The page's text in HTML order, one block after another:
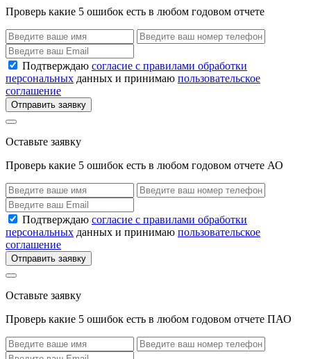
Проверь какие 5 ошибок есть в любом годовом отчете
Подтверждаю согласие с правилами обработки
персональных данных и принимаю пользовательское
соглашение
Отправить заявку
Оставьте заявку
Проверь какие 5 ошибок есть в любом годовом отчете АО
Подтверждаю согласие с правилами обработки
персональных данных и принимаю пользовательское
соглашение
Отправить заявку
Оставьте заявку
Проверь какие 5 ошибок есть в любом годовом отчете ПАО